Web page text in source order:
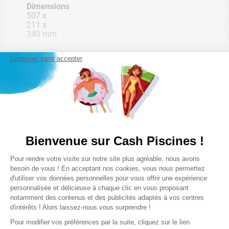
2 raccords de Ø 32/38mm
Panier de pré-filtre de 2L
Puissance : 0.5CV
Débit maximum : 11m3/h
Adapté à un bassin jusqu’à : 46m3
Auto-amorçante
Panier de préfiltre très résistant
Monophasée
Tension : 220-240 V
Lire la suite
Dimensions
507 x
211 x
340 mm
Type de pompe
Classique avec timer
Programmation facile
Appareil silencieux
2 ans
Précision(s)
Compatible traitements au sel
Notre satisfaction, la votre
Avis clients
Chargement de la synthèse…
Veuillez vous connecter pour écrire un avis.
Continuer sans accepter
Bienvenue sur Cash Piscines !
Plateforme de Gestion du
Pour rendre votre visite sur notre site plus agréable, nous avons
besoin de vous ! En acceptant nos cookies, vous nous permettez
d'utiliser vos données personnelles pour vous offrir une expérience
personnalisée et délicieuse à chaque clic en vous proposant
notamment des contenus et des publicités adaptés à vos centres
d'intérêts ! Alors laissez-nous vous surprendre !
Pour modifier vos préférences par la suite, cliquez sur le lien
Axeptio consent